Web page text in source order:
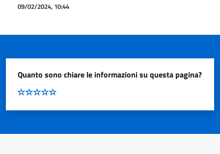
09/02/2024, 10:44
Quanto sono chiare le informazioni su questa pagina?